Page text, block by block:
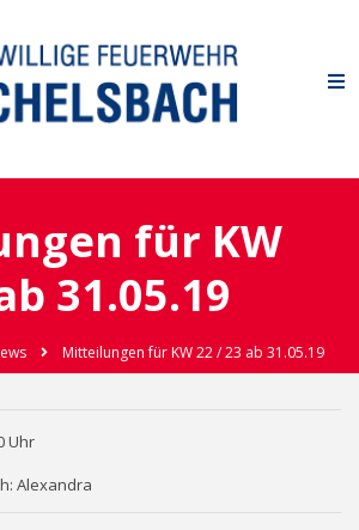
für KW
31.05.19
Mitteilungen für KW 22 / 23 ab 31.05.19
Uhr
Alexandra